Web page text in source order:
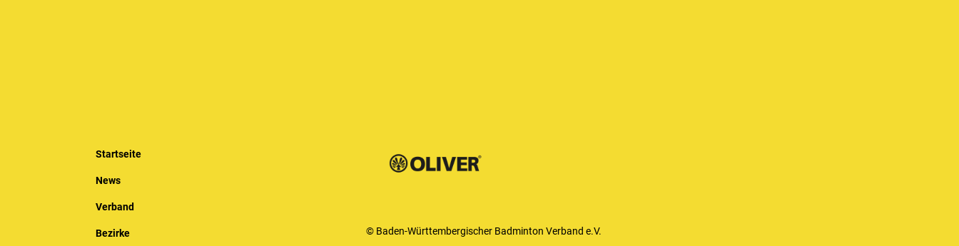
Startseite
News
Verband
Bezirke © Baden-Württembergischer Badminton Verband e.V.